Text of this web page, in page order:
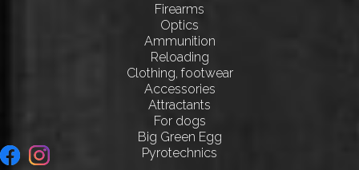
Firearms
Optics
Ammunition
Reloading
Clothing, footwear
Accessories
Attractants
For dogs
Big Green Egg
Pyrotechnics